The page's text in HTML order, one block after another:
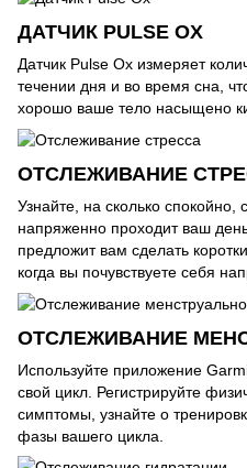
ДАТЧИК PULSE OX
Датчик Pulse Ox измеряет
течении дня и во время сна,
хорошо ваше тело насыщено
ОТСЛЕЖИВАНИЕ
Узнайте, на сколько спокойно,
напряженно проходит ваш
предложит вам сделать
когда вы почувствуете себя
ОТСЛЕЖИВАНИЕ
Используйте приложение
свой цикл. Регистрируйте
симптомы, узнайте о
фазы вашего цикла.